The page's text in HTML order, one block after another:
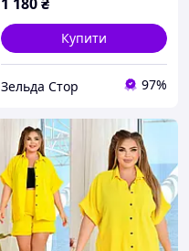
Купити
Зельда Стор 97%